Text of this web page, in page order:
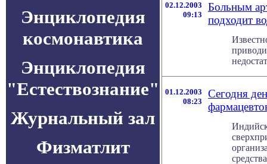
Энциклопедия
космонавтика
Энциклопедия
"Естествознание"
Журнальный зал
Физматлит
02.12.2003
09:13
Больным
подходит
01.12.2003
08:23
Сегодня